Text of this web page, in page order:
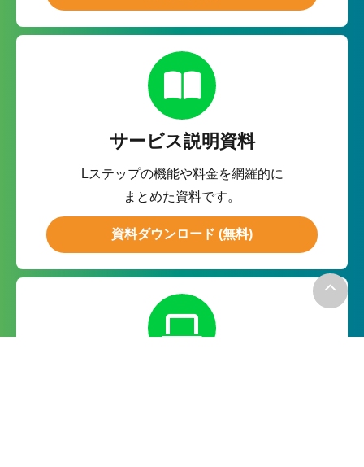
サービス説明資料
Lステップの機能や料金を網羅的に
まとめた資料です。
資料ダウンロード (無料)